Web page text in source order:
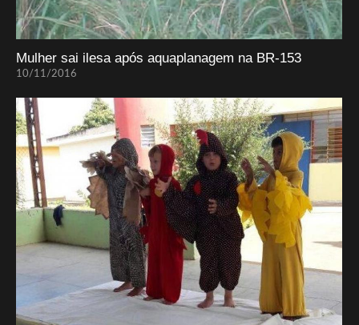
Mulher sai ilesa após aquaplanagem na BR-153
10/11/2016